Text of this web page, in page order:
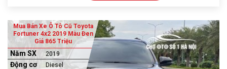
Mua Bán Xe Ô Tô Cũ Toyota
Fortuner 4x2 2019 Màu Đen
Giá 865 Triệu
Năm SX 2019
Động cơ Diesel